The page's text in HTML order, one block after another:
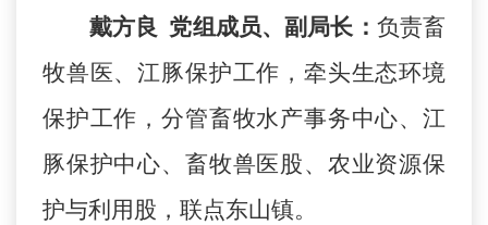
戴方良 党组成员、副局长： 负责畜
牧兽医、江豚保护工作，牵头生态环境
保护工作，分管畜牧水产事务中心、江
豚保护中心、畜牧兽医股、农业资源保
护与利用股，联点东山镇。